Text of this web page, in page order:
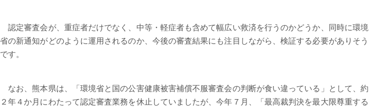
認定審査会が、重症者だけでなく、中等・軽症者も含めて幅広い救済を行うのかどうか、同時に環境
省の新通知がどのように運用されるのか、今後の審査結果にも注目しながら、検証する必要がありそう
です。
なお、熊本県は、「環境省と国の公害健康被害補償不服審査会の判断が食い違っている」として、約
２年４か月にわたって認定審査業務を休止していましたが、今年７月、「最高裁判決を最大限尊重する